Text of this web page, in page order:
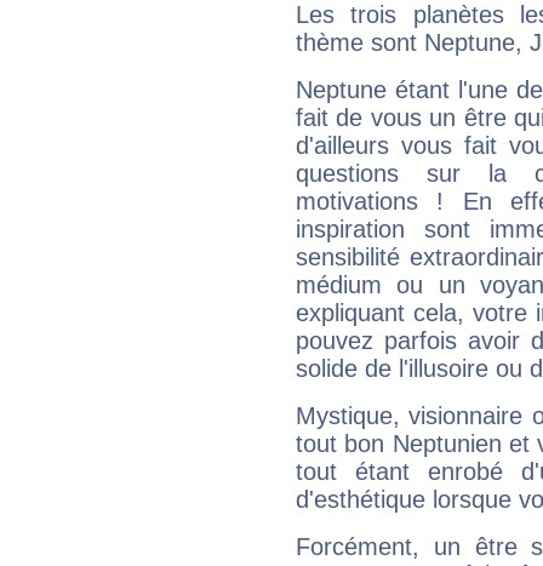
Les trois planètes
thème sont Neptune,
Neptune étant l'une
fait de vous un être
d'ailleurs vous fait
questions sur la
motivations ! En
inspiration sont
sensibilité
médium ou un
expliquant cela, votre
pouvez parfois avoir
solide de l'illusoire ou
Mystique, visionnaire
tout bon Neptunien et
tout étant enrobé
d'esthétique lorsque
Forcément, un être